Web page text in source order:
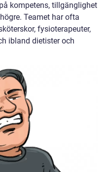
kompetens, tillgänglighet
Teamet har ofta
fysioterapeuter,
ibland dietister och